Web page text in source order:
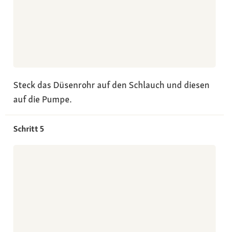
Steck das Düsenrohr auf den Schlauch und diesen
auf die Pumpe.
Schritt 5